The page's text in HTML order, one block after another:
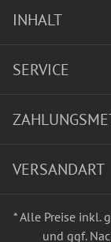
INHALT
SERVICE
VERSANDART
* Alle Preise inkl.
und ggf.